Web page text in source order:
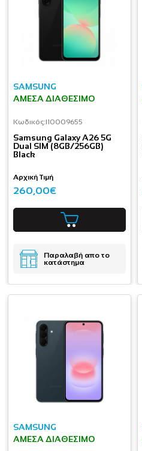
SAMSUNG
ΆΜΕΣΑ ΔΙΑΘΈΣΙΜΟ
Κωδικός:I10009655
Samsung Galaxy A26 5G
Dual SIM (8GB/256GB)
Black
Αρχική Τιμή
260,00€
Παραλαβή απο το
κατάστημα
SAMSUNG
ΆΜΕΣΑ ΔΙΑΘΈΣΙΜΟ